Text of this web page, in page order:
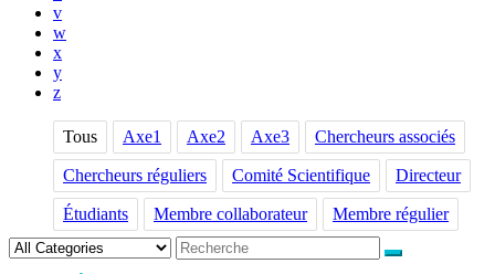
v
w
x
y
z
Tous Axe1 Axe2 Axe3 Chercheurs associés
Chercheurs réguliers Comité Scientifique Directeur
Étudiants Membre collaborateur Membre régulier